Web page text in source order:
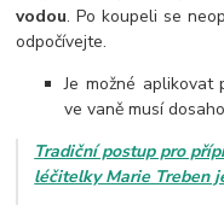
vodou. Po koupeli se
odpočívejte.
Je možné aplikovat
ve vaně musí
Tradiční postup pro
léčitelky Marie Treben